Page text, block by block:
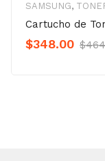
SAMSUNG,
Cartucho de
$
$348.00